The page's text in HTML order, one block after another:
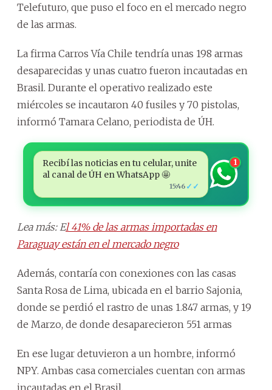
Telefuturo, que puso el foco en el mercado negro
de las armas.
La firma Carros Vía Chile tendría unas 198 armas
desaparecidas y unas cuatro fueron incautadas en
Brasil. Durante el operativo realizado este
miércoles se incautaron 40 fusiles y 70 pistolas,
informó Tamara Celano, periodista de ÚH.
Recibí las noticias en tu celular, unite
al canal de ÚH en WhatsApp 🤩
15:46 ✓✓
1
Lea más: El 41% de las armas importadas en
Paraguay están en el mercado negro
Además, contaría con conexiones con las casas
Santa Rosa de Lima, ubicada en el barrio Sajonia,
donde se perdió el rastro de unas 1.847 armas, y 19
de Marzo, de donde desaparecieron 551 armas
En ese lugar detuvieron a un hombre, informó
NPY. Ambas casa comerciales cuentan con armas
incautadas en el Brasil.